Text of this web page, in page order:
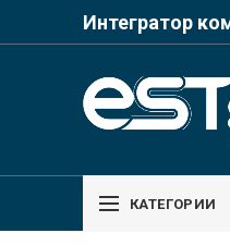
Интегратор
КАТЕГОРИИ